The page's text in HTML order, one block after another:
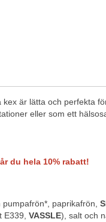
är lätta och perfekta
eller som ett
du hela 10% rabatt!
paprikafrön,
E339, VASSLE), salt och